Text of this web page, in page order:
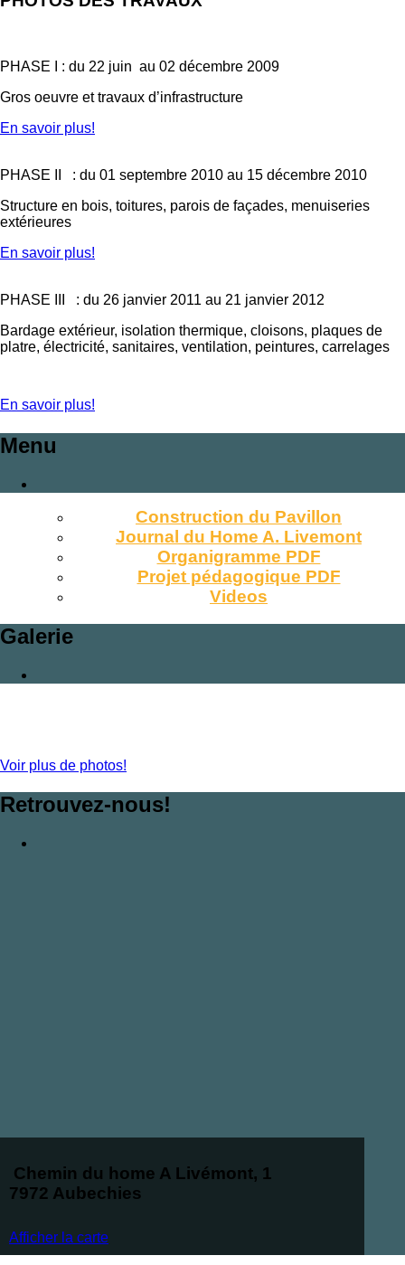
PHASE I : du 22 juin au 02 décembre 2009
Gros oeuvre et travaux d’infrastructure
En savoir plus!
PHASE II : du 01 septembre 2010 au 15 décembre 2010
Structure en bois, toitures, parois de façades, menuiseries
extérieures
En savoir plus!
PHASE III : du 26 janvier 2011 au 21 janvier 2012
Bardage extérieur, isolation thermique, cloisons, plaques de
platre, électricité, sanitaires, ventilation, peintures, carrelages
En savoir plus!
Menu
Construction du Pavillon
Journal du Home A. Livemont
Organigramme PDF
Projet pédagogique PDF
Videos
Galerie
Voir plus de photos!
Retrouvez-nous!
Chemin du home A Livémont, 1
7972 Aubechies
Afficher la carte